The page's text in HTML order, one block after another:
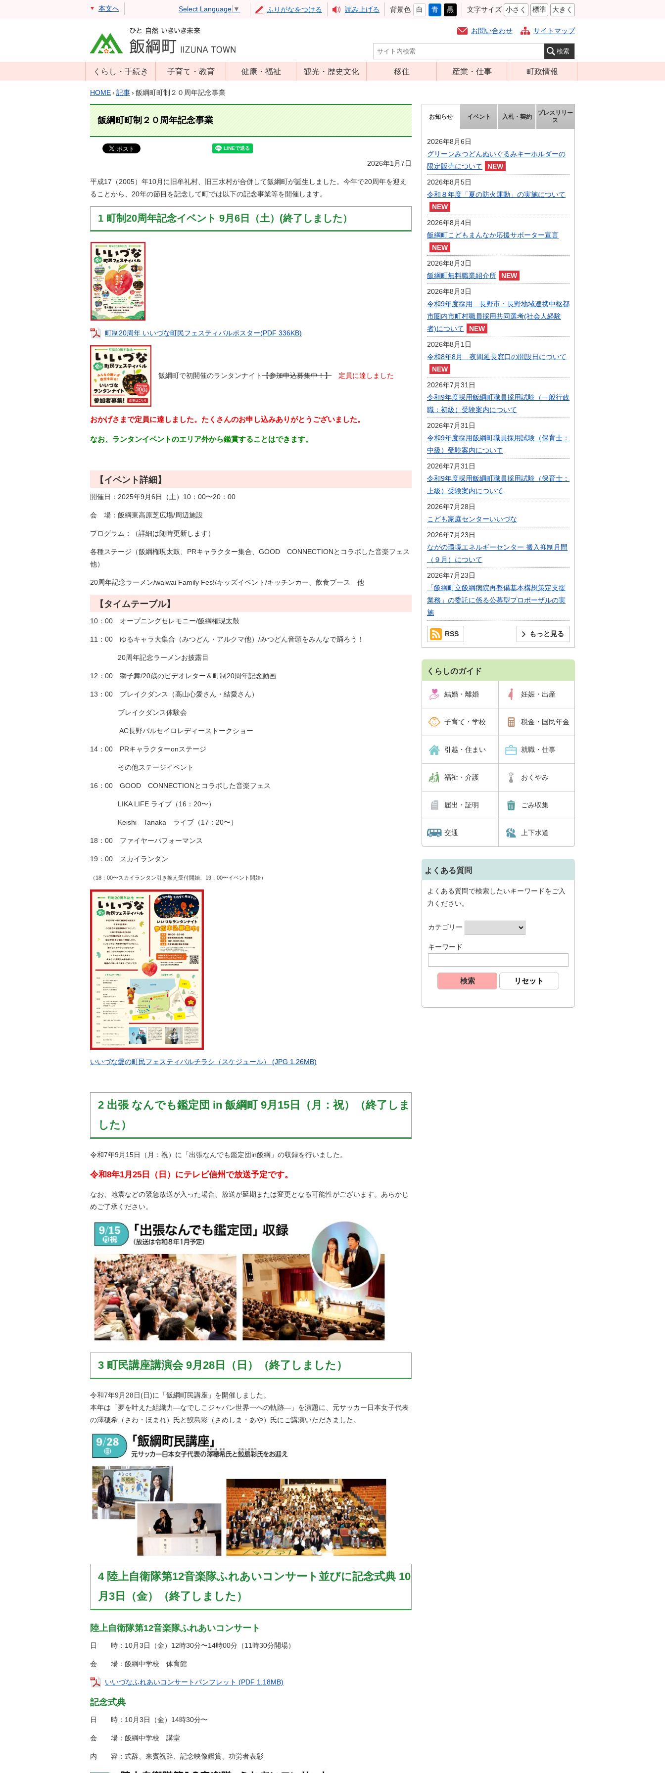
本文へ Select Language ▼ ふりがなをつける 読み上げる 背景色 白 青 黒 文字サイズ 小さく 標準 大きく
お問い合わせ サイトマップ
くらし・手続き
戸籍・住民票・
住民登録
マイナンバー
消防・防災
年金・保険
税金
住まい・土地
環境・ゴミ
上下水道
交通・道路
安全・防犯
ペット・動物
相談窓口
子育て・教育
年齢別子育て情
子育て支援
小学校・中学校
生涯学習
学校教育・奨学
金
健康・福祉
高齢者福祉
障害福祉
保健・医療
予防接種
観光・歴史文化
アップルミュー
文化財
移住 産業・仕事
就労支援
農林業振興
届出・証明・法
令・規制
企業の税金
入札・契約
指定管理者制度
人材募集
町政情報
組織案内
庁舎案内
ふるさと納税
人事・職員募集
まちづくり
庁舎建設
HOME› 記事› 飯綱町町制２０周年記念事業
飯綱町町制２０周年記念事業
2026年1月7日
平成17（2005）年10月に旧牟礼村、旧三水村が合併して飯綱町が誕生しました。今年で20周年を迎え
ることから、20年の節目を記念して町では以下の記念事業等を開催します。
1 町制20周年記念イベント 9月6日（土）(終了しました）
町制20周年 いいづな町民フェスティバルポスター(PDF 336KB)
飯綱町で初開催のランタンナイト【参加申込募集中！】 定員に達しました
おかげさまで定員に達しました。たくさんのお申し込みありがとうございました。
なお、ランタンイベントのエリア外から鑑賞することはできます。
【イベント詳細】
開催日：2025年9月6日（土）10：00〜20：00
会 場：飯綱東高原芝広場/周辺施設
プログラム：（詳細は随時更新します）
各種ステージ（飯綱権現太鼓、PRキャラクター集合、GOOD CONNECTIONとコラボした音楽フェス
他）
20周年記念ラーメン/waiwai Family Fes!/キッズイベント/キッチンカー、飲食ブース 他
【タイムテーブル】
10：00 オープニングセレモニー/飯綱権現太鼓
11：00 ゆるキャラ大集合（みつどん・アルクマ他）/みつどん音頭をみんなで踊ろう！
20周年記念ラーメンお披露目
12：00 獅子舞/20歳のビデオレター＆町制20周年記念動画
13：00 ブレイクダンス（高山心愛さん・結愛さん）
ブレイクダンス体験会
AC長野パルセイロレディーストークショー
14：00 PRキャラクターonステージ
その他ステージイベント
16：00 GOOD CONNECTIONとコラボした音楽フェス
LIKA LIFE ライブ（16：20〜）
Keishi Tanaka ライブ（17：20〜）
18：00 ファイヤーパフォーマンス
19：00 スカイランタン
（18：00〜スカイランタン引き換え受付開始、19：00〜イベント開始）
いいづな愛の町民フェスティバルチラシ（スケジュール） (JPG 1.26MB)
2 出張 なんでも鑑定団 in 飯綱町 9月15日（月：祝）（終了しま
した）
令和7年9月15日（月：祝）に「出張なんでも鑑定団in飯綱」の収録を行いました。
令和8年1月25日（日）にテレビ信州で放送予定です。
なお、地震などの緊急放送が入った場合、放送が延期または変更となる可能性がございます。あらかじ
めご了承ください。
3 町民講座講演会 9月28日（日）（終了しました）
令和7年9月28日(日)に「飯綱町民講座」を開催しました。
本年は「夢を叶えた組織力―なでしこジャパン世界一への軌跡―」を演題に、元サッカー日本女子代表
の澤穂希（さわ・ほまれ）氏と鮫島彩（さめしま・あや）氏にご講演いただきました。
4 陸上自衛隊第12音楽隊ふれあいコンサート並びに記念式典 10
月3日（金）（終了しました）
陸上自衛隊第12音楽隊ふれあいコンサート
日 時： 10月3日（金）12時30分〜14時00分（11時30分開場）
会 場：飯綱中学校 体育館
いいづなふれあいコンサートパンフレット (PDF 1.18MB)
記念式典
日 時： 10月3日（金）14時30分〜
会 場：飯綱中学校 講堂
内 容：式辞、来賓祝辞、記念映像鑑賞、功労者表彰
お知らせ イベント 入札・契約
プレスリリー
ス
2026年8月6日
グリーンみつどんぬいぐるみキーホルダーの
限定販売について
2026年8月5日
令和８年度「夏の防火運動」の実施について
2026年8月4日
飯綱町こどもまんなか応援サポーター宣言
2026年8月3日
飯綱町無料職業紹介所
2026年8月3日
令和9年度採用 長野市・長野地域連携中枢都
市圏内市町村職員採用共同選考(社会人経験
者)について
2026年8月1日
令和8年8月 夜間延長窓口の開設日について
2026年7月31日
令和9年度採用飯綱町職員採用試験（一般行政
職：初級）受験案内について
2026年7月31日
令和9年度採用飯綱町職員採用試験（保育士：
中級）受験案内について
2026年7月31日
令和9年度採用飯綱町職員採用試験（保育士：
上級）受験案内について
2026年7月28日
こども家庭センターいいづな
2026年7月23日
ながの環境エネルギーセンター 搬入抑制月間
（９月）について
2026年7月23日
「飯綱町立飯綱病院再整備基本構想策定支援
業務」の委託に係る公募型プロポーザルの実
施
もっと見る
RSS
くらしのガイド
結婚・離婚 妊娠・出産
子育て・学校 税金・国民年金
引越・住まい 就職・仕事
福祉・介護 おくやみ
届出・証明 ごみ収集
交通 上下水道
よくある質問
よくある質問で検索したいキーワードをご入
力ください。
カテゴリー
キーワード